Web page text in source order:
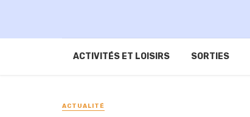
ACTIVITÉS ET LOISIRS SORTIES
ACTUALITÉ